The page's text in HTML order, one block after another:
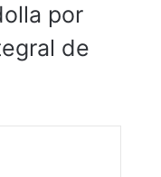
por
de